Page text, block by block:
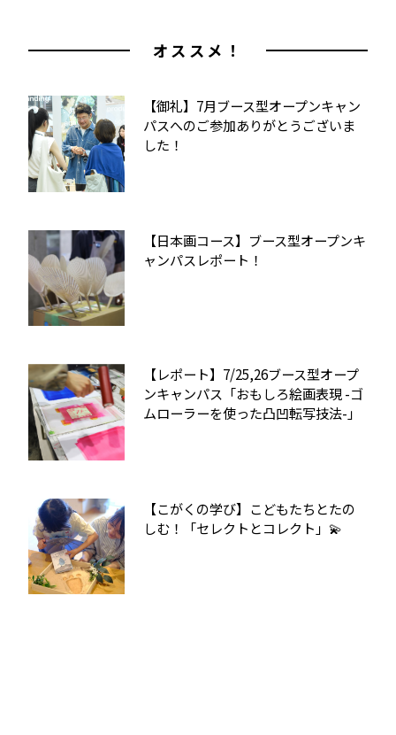
オススメ！
【御礼】7月ブース型オープンキャン
パスへのご参加ありがとうございま
した！
【日本画コース】ブース型オープンキ
ャンパスレポート！
【レポート】7/25,26ブース型オープ
ンキャンパス「おもしろ絵画表現 -ゴ
ムローラーを使った凸凹転写技法-」
【こがくの学び】こどもたちとたの
しむ！「セレクトとコレクト」💫